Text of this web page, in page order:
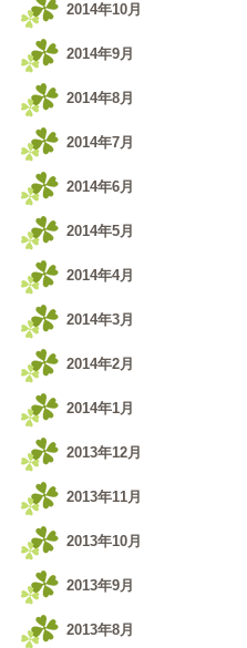
2014年10月
2014年9月
2014年8月
2014年7月
2014年6月
2014年5月
2014年4月
2014年3月
2014年2月
2014年1月
2013年12月
2013年11月
2013年10月
2013年9月
2013年8月